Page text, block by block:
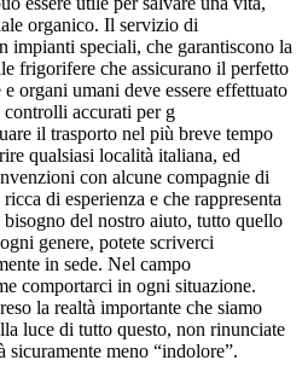
organico. Il servizio di
impianti speciali, che garantiscono la
frigorifere che assicurano il perfetto
organi umani deve essere effettuato
controlli accurati per g
il trasporto nel più breve tempo
qualsiasi località italiana, ed
con alcune compagnie di
di esperienza e che rappresenta
bisogno del nostro aiuto, tutto quello
genere, potete scriverci
in sede. Nel campo
comportarci in ogni situazione.
la realtà importante che siamo
luce di tutto questo, non rinunciate
sicuramente meno “indolore”.